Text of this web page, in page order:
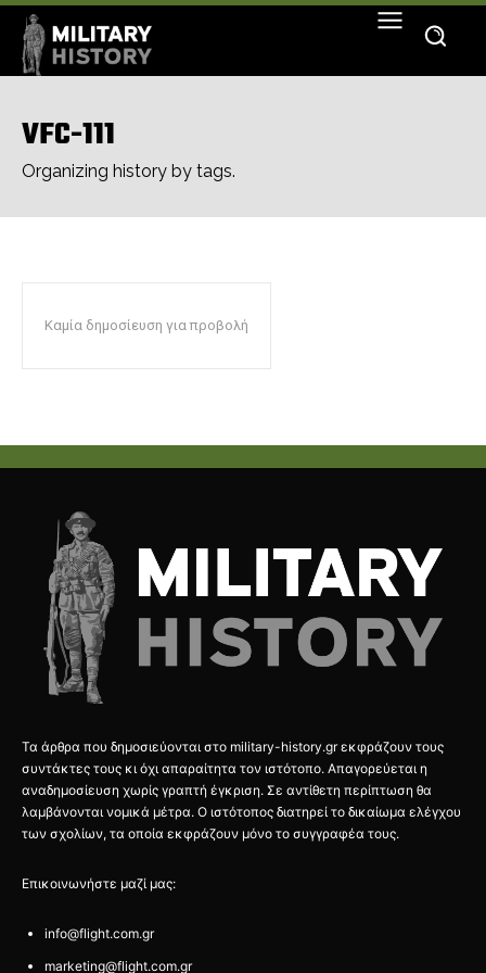
VFC-111
Organizing history by tags.
Καμία δημοσίευση για προβολή
Τα άρθρα που δημοσιεύονται στο military-history.gr εκφράζουν τους
συντάκτες τους κι όχι απαραίτητα τον ιστότοπο. Απαγορεύεται η
αναδημοσίευση χωρίς γραπτή έγκριση. Σε αντίθετη περίπτωση θα
λαμβάνονται νομικά μέτρα. Ο ιστότοπος διατηρεί το δικαίωμα ελέγχου
των σχολίων, τα οποία εκφράζουν μόνο το συγγραφέα τους.
Επικοινωνήστε μαζί μας:
info@flight.com.gr
marketing@flight.com.gr